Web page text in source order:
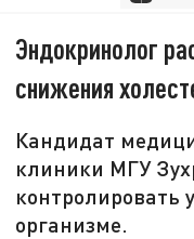
Эндокринолог
снижения
Кандидат
клиники МГУ
контролировать
организме.